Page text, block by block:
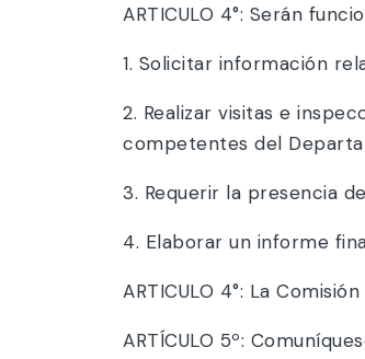
ARTICULO 4°: Serán
1. Solicitar información
2. Realizar visitas e
competentes del
3. Requerir la presencia
4. Elaborar un informe
ARTICULO 4°: La
ARTÍCULO 5º: